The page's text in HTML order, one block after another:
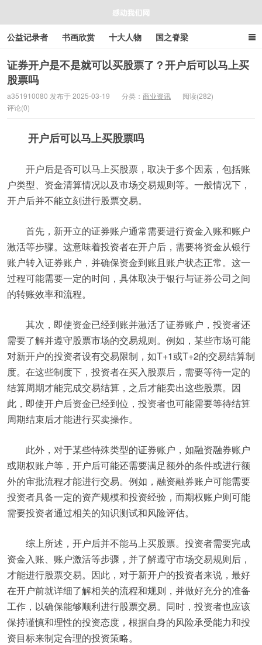
感动我们网
公益记录者 书画欣赏 十大人物 国之脊梁
好人好事 感人资讯 商业资讯 在线工具箱
证券开户是不是就可以买股票了？开户后可以马上买
股票吗
a351910080 发布于 2025-03-19 分类： 商业资讯
阅读(282)
评论(0)
开户后可以马上买股票吗
开户后是否可以马上买股票，取决于多个因素，包括账
户类型、资金清算情况以及市场交易规则等。一般情况下，
开户后并不能立刻进行股票交易。
首先，新开立的证券账户通常需要进行资金入账和账户
激活等步骤。这意味着投资者在开户后，需要将资金从银行
账户转入证券账户，并确保资金到账且账户状态正常。这一
过程可能需要一定的时间，具体取决于银行与证券公司之间
的转账效率和流程。
其次，即使资金已经到账并激活了证券账户，投资者还
需要了解并遵守股票市场的交易规则。例如，某些市场可能
对新开户的投资者设有交易限制，如T+1或T+2的交易结算制
度。在这些制度下，投资者在买入股票后，需要等待一定的
结算周期才能完成交易结算，之后才能卖出这些股票。因
此，即使开户后资金已经到位，投资者也可能需要等待结算
周期结束后才能进行买卖操作。
此外，对于某些特殊类型的证券账户，如融资融券账户
或期权账户等，开户后可能还需要满足额外的条件或进行额
外的审批流程才能进行交易。例如，融资融券账户可能需要
投资者具备一定的资产规模和投资经验，而期权账户则可能
需要投资者通过相关的知识测试和风险评估。
综上所述，开户后并不能马上买股票。投资者需要完成
资金入账、账户激活等步骤，并了解遵守市场交易规则后，
才能进行股票交易。因此，对于新开户的投资者来说，最好
在开户前就详细了解相关的流程和规则，并做好充分的准备
工作，以确保能够顺利进行股票交易。同时，投资者也应该
保持谨慎和理性的投资态度，根据自身的风险承受能力和投
资目标来制定合理的投资策略。